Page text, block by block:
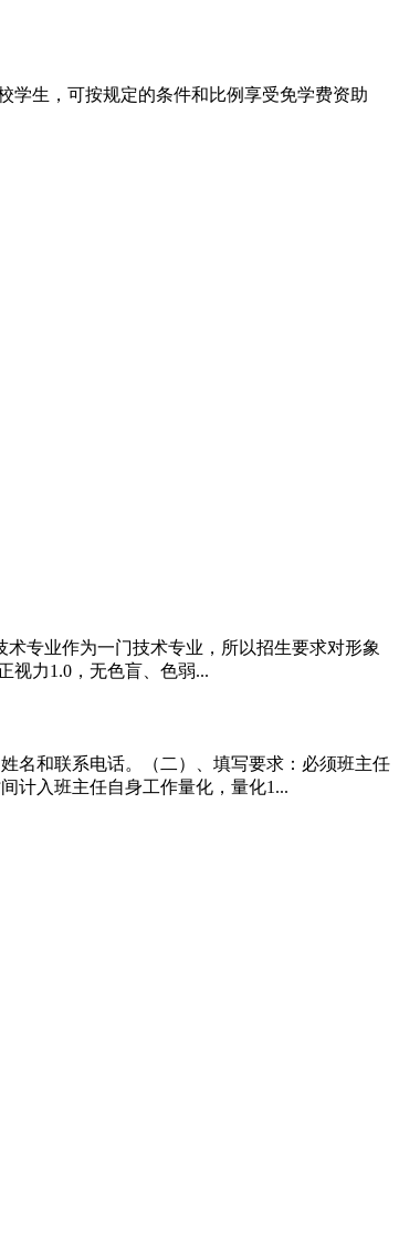
学生，可按规定的条件和比例享受免学费资助
专业作为一门技术专业，所以招生要求对形象
视力1.0，无色盲、色弱...
名和联系电话。（二）、填写要求：必须班主任
计入班主任自身工作量化，量化1...